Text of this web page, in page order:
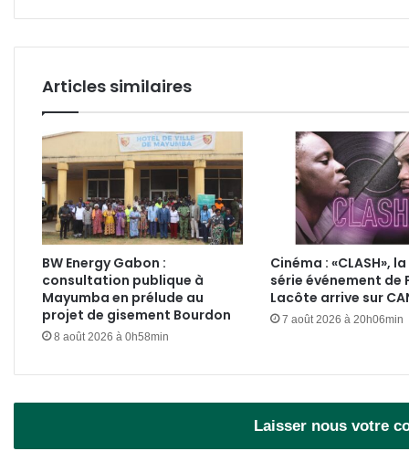
Articles similaires
BW Energy Gabon :
consultation publique à
Mayumba en prélude au
projet de gisement Bourdon
8 août 2026 à 0h58min
Cinéma : «CLASH»,
série événement de
Lacôte arrive sur
7 août 2026 à 20h06min
Laisser nous votre